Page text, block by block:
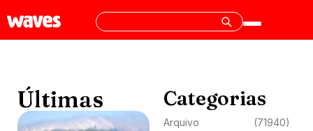
Últimas Categorias
Arquivo (71940)